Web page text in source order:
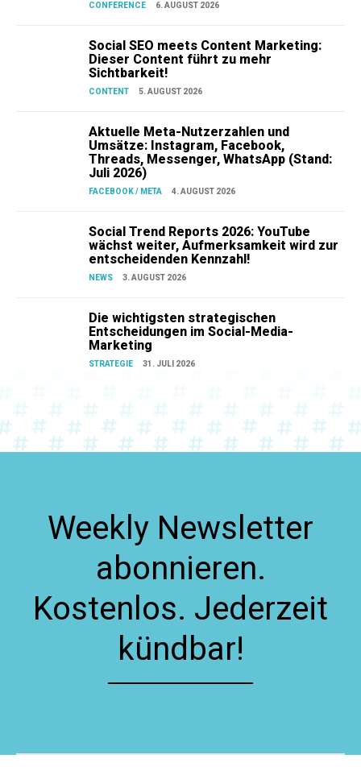
CONFERENCE 6. AUGUST 2026
Social SEO meets Content Marketing:
Dieser Content führt zu mehr
Sichtbarkeit!
CONTENT 5. AUGUST 2026
Aktuelle Meta-Nutzerzahlen und
Umsätze: Instagram, Facebook,
Threads, Messenger, WhatsApp (Stand:
Juli 2026)
FACEBOOK / META 4. AUGUST 2026
Social Trend Reports 2026: YouTube
wächst weiter, Aufmerksamkeit wird zur
entscheidenden Kennzahl!
NEWS 3. AUGUST 2026
Die wichtigsten strategischen
Entscheidungen im Social-Media-
Marketing
STRATEGIE 31. JULI 2026
Weekly Newsletter
abonnieren.
Kostenlos. Jederzeit
kündbar!